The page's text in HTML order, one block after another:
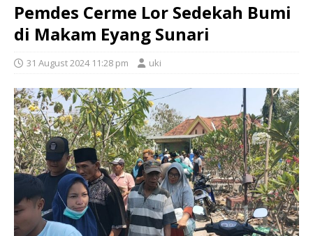
Pemdes Cerme Lor Sedekah Bumi
di Makam Eyang Sunari
31 August 2024 11:28 pm uki